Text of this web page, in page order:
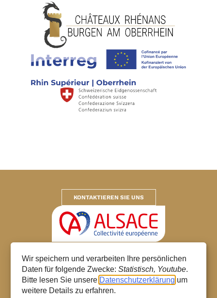
Wir speichern und verarbeiten Ihre persönlichen
Daten für folgende Zwecke: Statistisch, Youtube.
Bitte lesen Sie unsere Datenschutzerklärung um
weitere Details zu erfahren.
KONTAKTIEREN SIE UNS
Europäische Gemeinschaft Elsass
© 2026 – Alle Rechte vorbehalten
Cookie-Verwaltung
Persönliche Daten
Seitenübersicht